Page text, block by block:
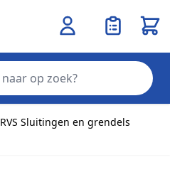
RVS Sluitingen en grendels